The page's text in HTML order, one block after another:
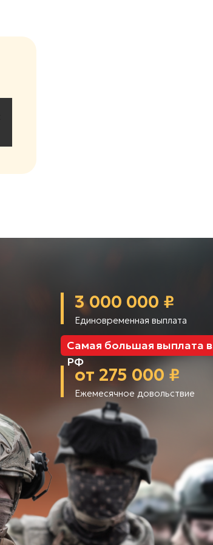
3 000 000 ₽
Единовременная выплата
от 275 000 ₽
Ежемесячное довольствие
Самая большая выплата в
РФ